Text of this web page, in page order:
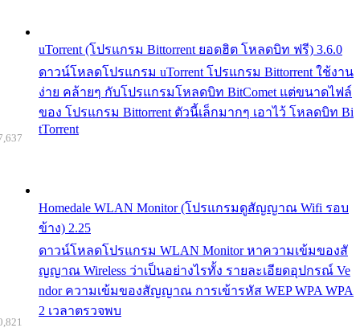
uTorrent (โปรแกรม Bittorrent ยอดฮิต โหลดบิท ฟรี) 3.6.0
ดาวน์โหลดโปรแกรม uTorrent โปรแกรม Bittorrent ใช้งาน
ง่าย คล้ายๆ กับโปรแกรมโหลดบิท BitComet แต่ขนาดไฟล์
ของ โปรแกรม Bittorrent ตัวนี้เล็กมากๆ เอาไว้ โหลดบิท Bi
tTorrent
Homedale WLAN Monitor (โปรแกรมดูสัญญาณ Wifi รอบ
ข้าง) 2.25
ดาวน์โหลดโปรแกรม WLAN Monitor หาความเข้มของสั
ญญาณ Wireless ว่าเป็นอย่างไรทั้ง รายละเอียดอุปกรณ์ Ve
ndor ความเข้มของสัญญาณ การเข้ารหัส WEP WPA WPA
2 เวลาตรวจพบ